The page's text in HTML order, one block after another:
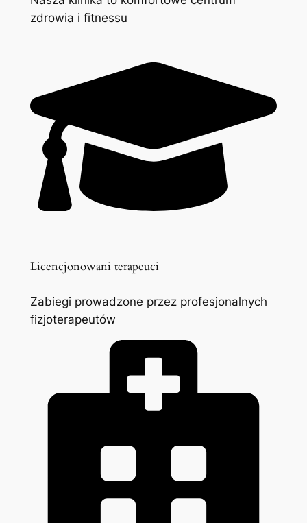
zdrowia i fitnessu
Licencjonowani terapeuci
Zabiegi prowadzone przez profesjonalnych
fizjoterapeutów